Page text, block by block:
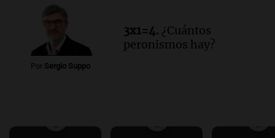
Por Sergio Suppo
3x1=4. ¿Cuántos
peronismos hay?